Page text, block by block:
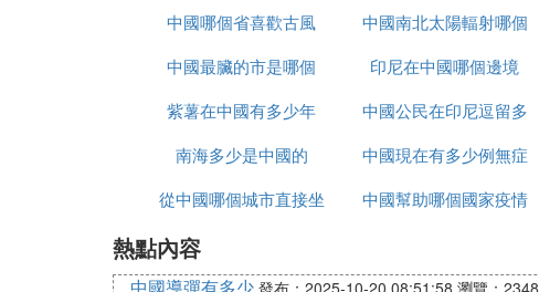
10、陽春面
Ⅱ 青島排名第一的面館
少錢
中國哪個省喜歡古風
中國南北太陽輻射哪個
大
中國最臟的市是哪個 印尼在中國哪個邊境
紫薯在中國有多少年
中國公民在印尼逗留多
久
南海多少是中國的
中國現在有多少例無症
狀感染者
從中國哪個城市直接坐
中國幫助哪個國家疫情
熱點內容
發布：2025-10-20 08:51:58 瀏覽：2348